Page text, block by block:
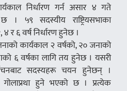
निर्धारण गर्न असार ४ गते
। ५९ सदस्यीय राष्ट्रियसभाका
६ वर्ष निर्धारण हुनेछ ।
कार्यकाल २ वर्षको, २० जनाको
६ वर्षका लागि तय हुनेछ । यसरी
सदस्यहरू चयन हुनेछन् ।
गोलाप्रथा हुने भएको छ । प्रत्येक